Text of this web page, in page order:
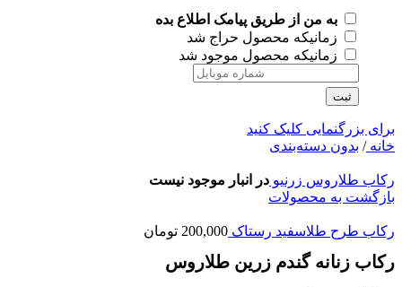
به من از طریق پیامک اطلاع بده
زمانیکه محصول حراج شد
زمانیکه محصول موجود شد
ثبت
برای بزرگنمایی کلیک کنید
خانه/ بدون دسته‌بندی
رکاب طلاروس زرنیو در انبار موجود نیست
بازگشت به محصولات
رکاب طرح طلاسفید رستاک 200,000 تومان
رکاب زنانه گندم زرین طلاروس